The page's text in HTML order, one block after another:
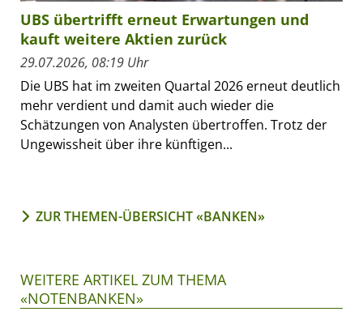
UBS übertrifft erneut Erwartungen und
kauft weitere Aktien zurück
29.07.2026, 08:19 Uhr
Die UBS hat im zweiten Quartal 2026 erneut deutlich
mehr verdient und damit auch wieder die
Schätzungen von Analysten übertroffen. Trotz der
Ungewissheit über ihre künftigen...
ZUR THEMEN-ÜBERSICHT «BANKEN»
WEITERE ARTIKEL ZUM THEMA
«NOTENBANKEN»